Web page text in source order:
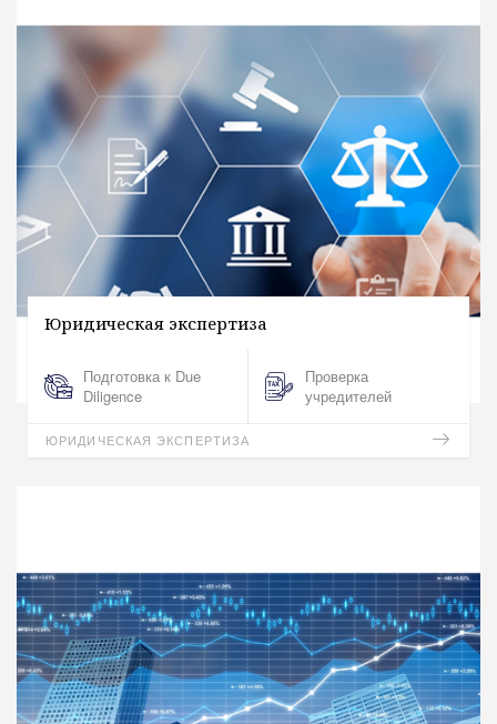
Юридическая экспертиза
Подготовка к Due
Diligence
Проверка
учредителей
ЮРИДИЧЕСКАЯ ЭКСПЕРТИЗА